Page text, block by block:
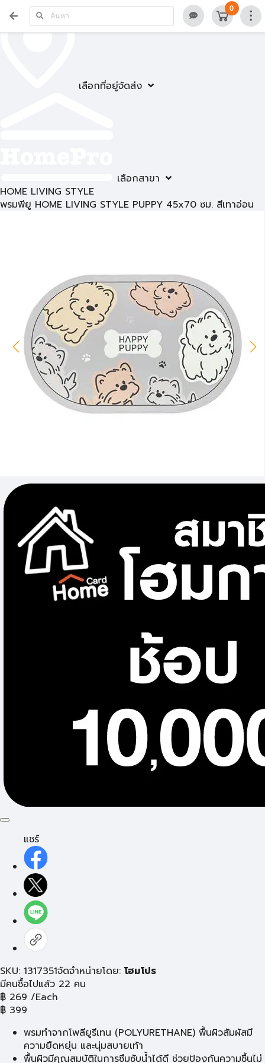
เลือกที่อยู่จัดส่ง
เลือกสาขา
0
HOME LIVING STYLE
พรมพียู HOME LIVING STYLE PUPPY 45x70 ซม. สีเทาอ่อน
แชร์
SKU: 1317351จัดจำหน่ายโดย: โฮมโปร
มีคนซื้อไปแล้ว 22 คน
฿ 269 /Each
฿ 399
พรมทำจากโพลียูรีเทน (POLYURETHANE) พื้นผิวสัมผัสมี
ความยืดหยุ่น และนุ่มสบายเท้า
พื้นผิวมีคุณสมบัติในการซึมซับน้ำได้ดี ช่วยป้องกันความชื้นไม่